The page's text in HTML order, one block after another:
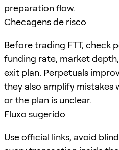
preparation flow.
Checagens de risco
Before trading FTT, check
funding rate, market
exit plan. Perpetuals
they also amplify mistakes
or the plan is unclear.
Fluxo sugerido
Use official links, avoid